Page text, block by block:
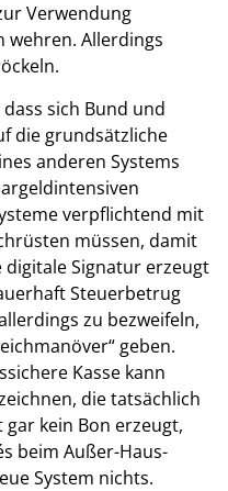
Verwendung
wehren. Allerdings
sich Bund und
die grundsätzliche
anderen Systems
verpflichtend mit
müssen, damit
digitale Signatur erzeugt
Steuerbetrug
zu bezweifeln,
geben.
Kasse kann
die tatsächlich
kein Bon erzeugt,
beim Außer-Haus-
System nichts.